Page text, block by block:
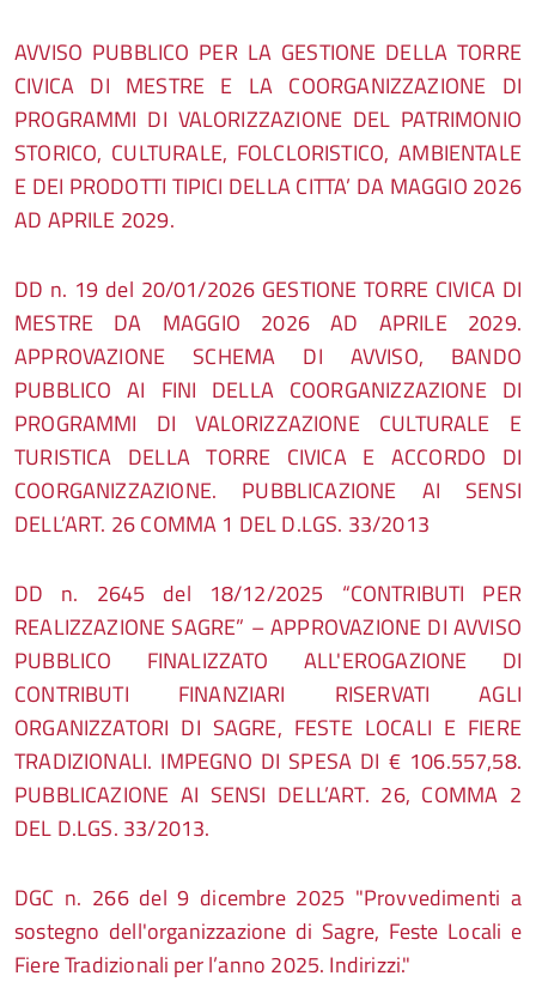
AVVISO PUBBLICO PER LA GESTIONE DELLA TORRE
CIVICA DI MESTRE E LA COORGANIZZAZIONE DI
PROGRAMMI DI VALORIZZAZIONE DEL PATRIMONIO
STORICO, CULTURALE, FOLCLORISTICO, AMBIENTALE
E DEI PRODOTTI TIPICI DELLA CITTA’ DA MAGGIO 2026
AD APRILE 2029.
DD n. 19 del 20/01/2026 GESTIONE TORRE CIVICA DI
MESTRE DA MAGGIO 2026 AD APRILE 2029.
APPROVAZIONE SCHEMA DI AVVISO, BANDO
PUBBLICO AI FINI DELLA COORGANIZZAZIONE DI
PROGRAMMI DI VALORIZZAZIONE CULTURALE E
TURISTICA DELLA TORRE CIVICA E ACCORDO DI
COORGANIZZAZIONE. PUBBLICAZIONE AI SENSI
DELL’ART. 26 COMMA 1 DEL D.LGS. 33/2013
DD n. 2645 del 18/12/2025 “CONTRIBUTI PER
REALIZZAZIONE SAGRE” – APPROVAZIONE DI AVVISO
PUBBLICO FINALIZZATO ALL'EROGAZIONE DI
CONTRIBUTI FINANZIARI RISERVATI AGLI
ORGANIZZATORI DI SAGRE, FESTE LOCALI E FIERE
TRADIZIONALI. IMPEGNO DI SPESA DI € 106.557,58.
PUBBLICAZIONE AI SENSI DELL’ART. 26, COMMA 2
DEL D.LGS. 33/2013.
DGC n. 266 del 9 dicembre 2025 "Provvedimenti a
sostegno dell'organizzazione di Sagre, Feste Locali e
Fiere Tradizionali per l’anno 2025. Indirizzi."